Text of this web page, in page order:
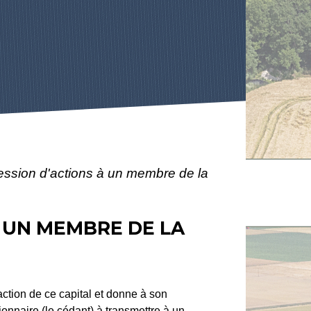
d'actions à un membre de la
MEMBRE DE LA
de ce capital et donne à son